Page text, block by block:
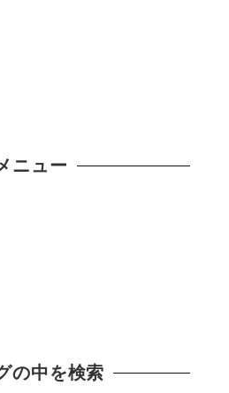
ニュー
の中を検索